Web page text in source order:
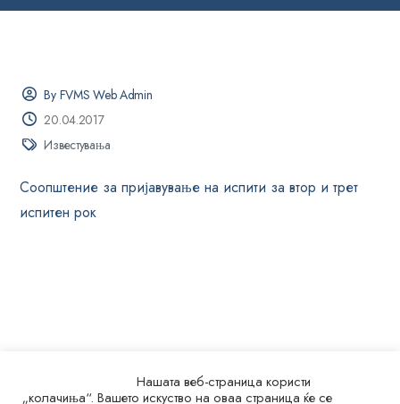
By FVMS Web Admin
20.04.2017
Известувања
Соопштение за пријавување на испити за втор и трет
испитен рок
Нашата веб-страница користи
„колачиња“. Вашето искуство на оваа страница ќе се